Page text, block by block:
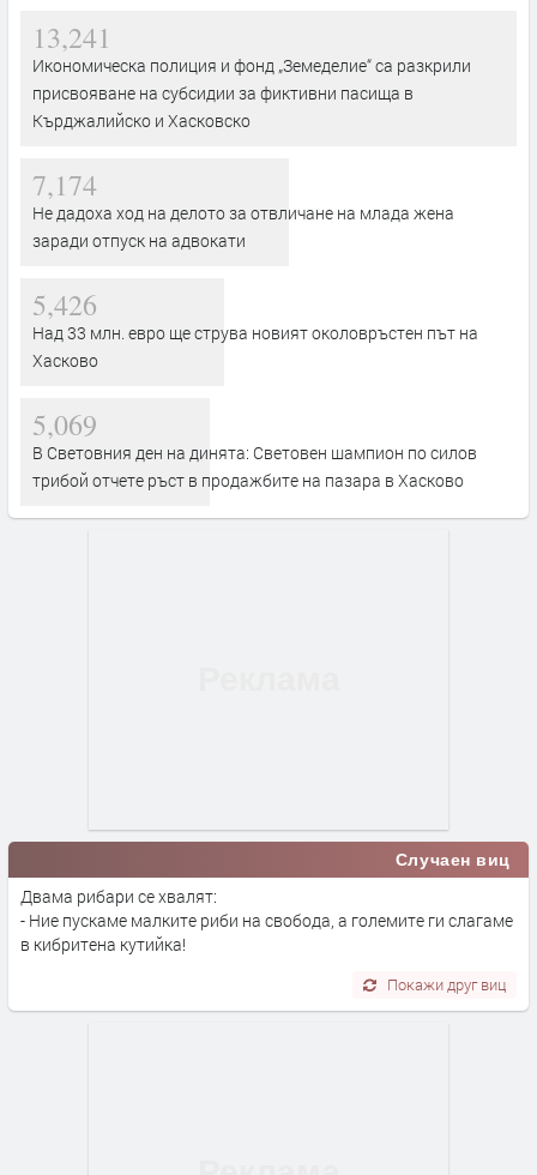
13,241
Икономическа полиция и фонд „Земеделие“ са разкрили
присвояване на субсидии за фиктивни пасища в
Кърджалийско и Хасковско
7,174
Не дадоха ход на делото за отвличане на млада жена
заради отпуск на адвокати
5,426
Над 33 млн. евро ще струва новият околовръстен път на
Хасково
5,069
В Световния ден на динята: Световен шампион по силов
трибой отчете ръст в продажбите на пазара в Хасково
Случаен виц
Двама рибари се хвалят:
- Ние пускаме малките риби на свобода, а големите ги слагаме
в кибритена кутийка!
Покажи друг виц